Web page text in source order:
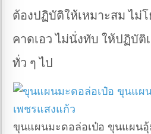
ต้องปฏิบัติให้เหมาะสม ไม่
คาดเอว ไม่นั่งทับ ให้ปฏิบั
ทั่ว ๆ ไป
ขุนแผนมะดอล่อเป๋อ ขุนแผน